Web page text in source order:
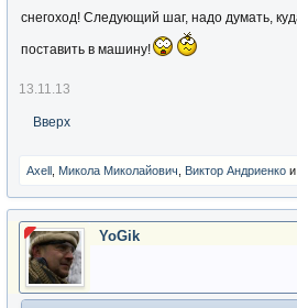
снегоход! Следующий шаг, надо думать,
поставить в машину!
13.11.13
Вверх
Axell Микола Миколайович Виктор Андриенко и
YoGik